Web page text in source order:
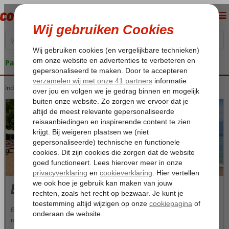
Pakketgarantie
Home
Indonesië Bali
Bali
Bali, het Godeneiland in de Gordel van Smaragd, is een van de
mooiste en meest veelzijdige vakantiebestemmingen van Zuidoost-